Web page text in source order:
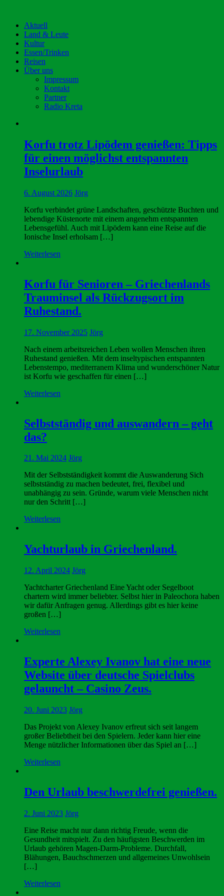
Aktuell
Land & Leute
Kultur
Essen/Trinken
Reisen
Über uns
Impressum
Kontakt
Partner
Radio Kreta
Korfu trotz Lipödem genießen: Tipps
für einen möglichst entspannten
Inselurlaub
6. August 2026 Jörg
Korfu verbindet grüne Landschaften, geschützte Buchten und
lebendige Küstenorte mit einem angenehm entspannten
Lebensgefühl. Auch mit Lipödem kann eine Reise auf die
Ionische Insel erholsam […]
Weiterlesen
Korfu für Senioren – Griechenlands
Trauminsel als Rückzugsort im
Ruhestand.
17. November 2025 Jörg
Nach einem arbeitsreichen Leben wollen Menschen ihren
Ruhestand genießen. Mit dem inseltypischen entspannten
Lebenstempo, mediterranem Klima und wunderschöner Natur
ist Korfu wie geschaffen für einen […]
Weiterlesen
Selbstständig und auswandern – geht
das?
21. Mai 2024 Jörg
Mit der Selbstständigkeit kommt die Auswanderung Sich
selbstständig zu machen bedeutet, frei, flexibel und
unabhängig zu sein. Gründe, warum viele Menschen nicht
nur den Schritt […]
Weiterlesen
Yachturlaub in Griechenland.
12. April 2024 Jörg
Yachtcharter Griechenland Eine Yacht oder Segelboot
chartern wird immer beliebter. Selbst hier in Paleochora haben
wir dafür Anfragen genug. Allerdings gibt es hier keine
großen […]
Weiterlesen
Experte Alexey Ivanov hat eine neue
Website über deutsche Spielclubs
gelauncht – Casino Zeus.
20. Juni 2023 Jörg
Das Projekt von Alexey Ivanov erfreut sich seit langem
großer Beliebtheit bei den Spielern. Jeder kann hier eine
Menge nützlicher Informationen über das Spiel an […]
Weiterlesen
Den Urlaub beschwerdefrei genießen.
2. Juni 2023 Jörg
Eine Reise macht nur dann richtig Freude, wenn die
Gesundheit mitspielt. Zu den häufigsten Beschwerden im
Urlaub gehören Magen-Darm-Probleme. Durchfall,
Blähungen, Bauchschmerzen und allgemeines Unwohlsein
[…]
Weiterlesen